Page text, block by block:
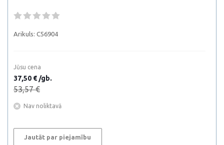
Arikuls: C56904
Jūsu cena
37,50 € /gb.
53,57 €
Nav noliktavā
Jautāt par piejamību